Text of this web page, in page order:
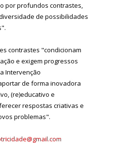
por profundos contrastes,
de possibilidades
contrastes "condicionam
e exigem progressos
Intervenção
de forma inovadora
(re)educativo e
respostas criativas e
problemas".